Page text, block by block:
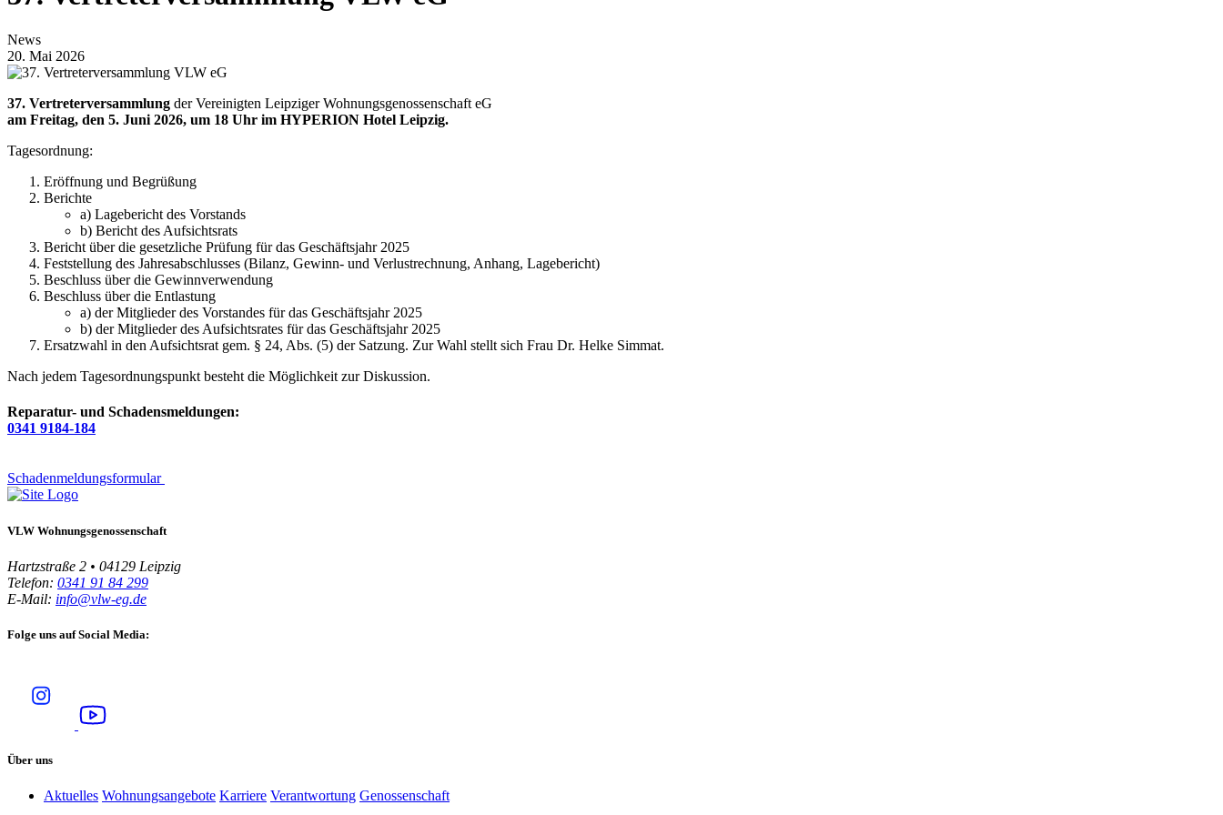
News
20. Mai 2026
37. Vertreterversammlung der Vereinigten Leipziger Wohnungsgenossenschaft eG
am Freitag, den 5. Juni 2026, um 18 Uhr im HYPERION Hotel Leipzig.
Tagesordnung:
Eröffnung und Begrüßung
Berichte
a) Lagebericht des Vorstands
b) Bericht des Aufsichtsrats
Bericht über die gesetzliche Prüfung für das Geschäftsjahr 2025
Feststellung des Jahresabschlusses (Bilanz, Gewinn- und Verlustrechnung, Anhang, Lagebericht)
Beschluss über die Gewinnverwendung
Beschluss über die Entlastung
a) der Mitglieder des Vorstandes für das Geschäftsjahr 2025
b) der Mitglieder des Aufsichtsrates für das Geschäftsjahr 2025
Ersatzwahl in den Aufsichtsrat gem. § 24, Abs. (5) der Satzung. Zur Wahl stellt sich Frau Dr. Helke Simmat.
Nach jedem Tagesordnungspunkt besteht die Möglichkeit zur Diskussion.
Reparatur- und Schadensmeldungen:
0341 9184-184
Schadenmeldungsformular
VLW Wohnungsgenossenschaft
Hartzstraße 2 • 04129 Leipzig
Telefon: 0341 91 84 299
E-Mail: info@vlw-eg.de
Folge uns auf Social Media:
Über uns
Aktuelles Wohnungsangebote Karriere Verantwortung Genossenschaft